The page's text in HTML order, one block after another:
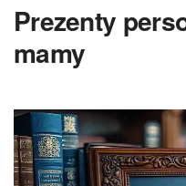
Prezenty
mamy